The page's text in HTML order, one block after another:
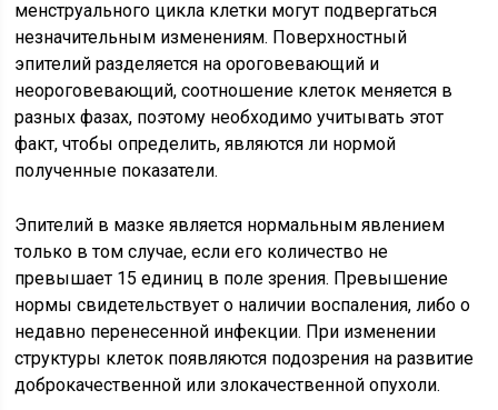
менструального цикла клетки могут подвергаться
незначительным изменениям. Поверхностный
эпителий разделяется на ороговевающий и
неороговевающий, соотношение клеток меняется в
разных фазах, поэтому необходимо учитывать этот
факт, чтобы определить, являются ли нормой
полученные показатели.
Эпителий в мазке является нормальным явлением
только в том случае, если его количество не
превышает 15 единиц в поле зрения. Превышение
нормы свидетельствует о наличии воспаления, либо о
недавно перенесенной инфекции. При изменении
структуры клеток появляются подозрения на развитие
доброкачественной или злокачественной опухоли.